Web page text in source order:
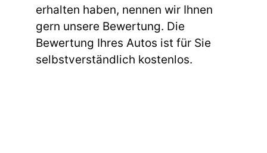
erhalten haben, nennen wir Ihnen
gern unsere Bewertung. Die
Bewertung Ihres Autos ist für Sie
selbstverständlich kostenlos.